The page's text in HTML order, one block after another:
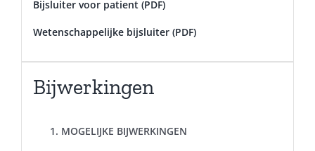
Bijsluiter voor patient (PDF)
Wetenschappelijke bijsluiter (PDF)
Bijwerkingen
MOGELIJKE BIJWERKINGEN